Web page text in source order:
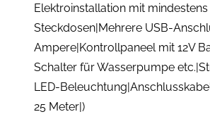
Elektroinstallation mit
Steckdosen|Mehrere USB-
Ampere|Kontrollpaneel mit 12V
Schalter für Wasserpumpe
LED-
25 Meter|)